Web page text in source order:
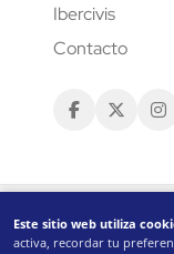
Este sitio web utiliza
activa, recordar tu
Ibercivis
Contacto